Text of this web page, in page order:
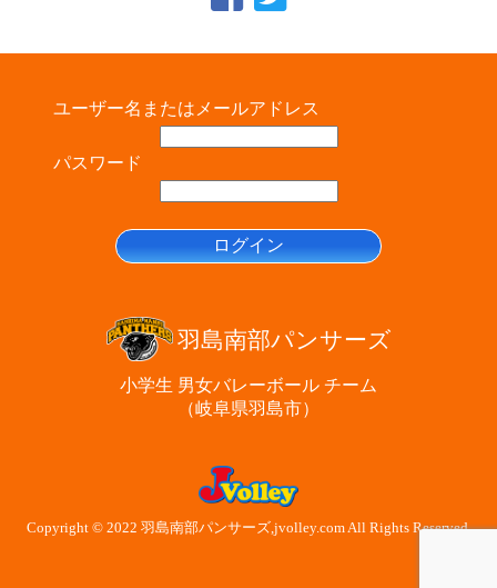
ユーザー名またはメールアドレス
パスワード
羽島南部パンサーズ
小学生 男女バレーボール チーム
（岐阜県羽島市）
Copyright © 2022 羽島南部パンサーズ,jvolley.com All Rights Reserved.